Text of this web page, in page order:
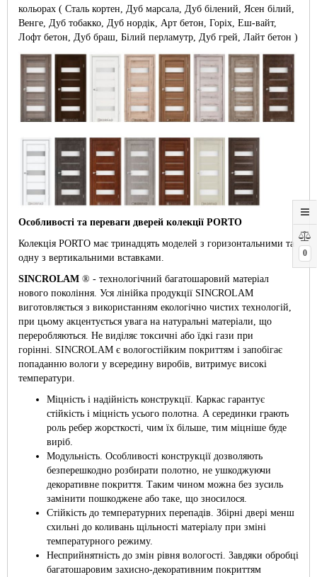
0
кольорах ( Сталь кортен, Дуб марсала, Дуб білений, Ясен білий,
Венге, Дуб тобакко, Дуб нордік, Арт бетон, Горіх, Еш-вайт,
Лофт бетон, Дуб браш, Білий перламутр, Дуб грей, Лайт бетон )
Особливості та переваги дверей колекції PORTO
Колекція PORTO має тринадцять моделей з горизонтальними та
одну з вертикальними вставками.
SINCROLAM ® - технологічний багатошаровий матеріал
нового покоління. Уся лінійка продукції SINCROLAM
виготовляється з використанням екологічно чистих технологій,
при цьому акцентується увага на натуральні матеріали, що
переробляються. Не виділяє токсичні або їдкі гази при
горінні. SINCROLAM є вологостійким покриттям і запобігає
попаданню вологи у всередину виробів, витримує високі
температури.
Міцність і надійність конструкції. Каркас гарантує
стійкість і міцність усього полотна. А серединки грають
роль ребер жорсткості, чим їх більше, тим міцніше буде
виріб.
Модульність. Особливості конструкції дозволяють
безперешкодно розбирати полотно, не ушкоджуючи
декоративне покриття. Таким чином можна без зусиль
замінити пошкоджене або таке, що зносилося.
Стійкість до температурних перепадів. Збірні двері менш
схильні до коливань щільності матеріалу при зміні
температурного режиму.
Несприйнятність до змін рівня вологості. Завдяки обробці
багатошаровим захисно-декоративним покриттям